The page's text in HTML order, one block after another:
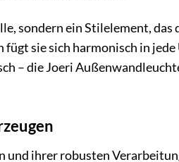
sondern ein Stilelement,
sie sich harmonisch in
– die Joeri
und ihrer robusten